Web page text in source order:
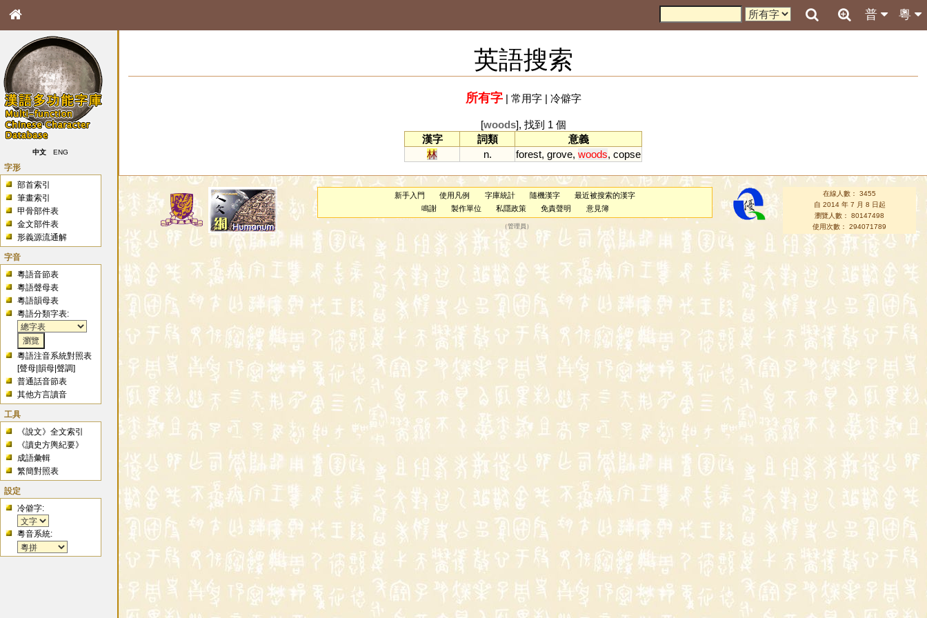
粵
普
中文 ENG
字形
部首索引
筆畫索引
甲骨部件表
金文部件表
形義源流通解
字音
粵語音節表
粵語聲母表
粵語韻母表
粵語分類字表:
粵語注音系統對照表
[聲母 |韻母 |聲調]
普通話音節表
其他方言讀音
工具
《說文》全文索引
《讀史方輿紀要》
成語彙輯
繁簡對照表
設定
冷僻字:
粵音系統:
英語搜索
所有字| 常用字| 冷僻字
[woods], 找到 1 個
漢字
詞類
意義
林
n. forest, grove, woods, copse
新手入門 使用凡例 字庫統計 隨機漢字
最近被搜索的漢字
鳴謝
製作單位 私隱政策 免責聲明 意見簿
（管理員 ）
在線人數： 3455
自 2014 年 7 月 8 日起
瀏覽人數： 80147498
使用次數： 294071789